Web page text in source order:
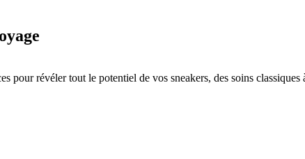
pour révéler tout le potentiel de vos sneakers, des soins classiques